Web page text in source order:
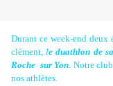
Durant ce week-end deux
clément,le duathlon de
Roche sur Yon. Notre
nos athlètes.